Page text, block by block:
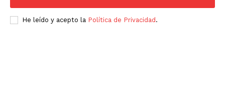
He leído y acepto la Política de Privacidad .